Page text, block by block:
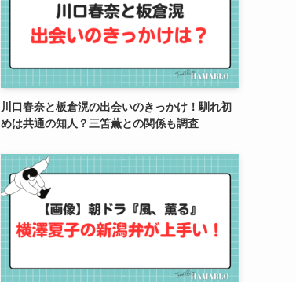
川口春奈と板倉滉の出会いのきっかけ！馴れ初
めは共通の知人？三笘薫との関係も調査